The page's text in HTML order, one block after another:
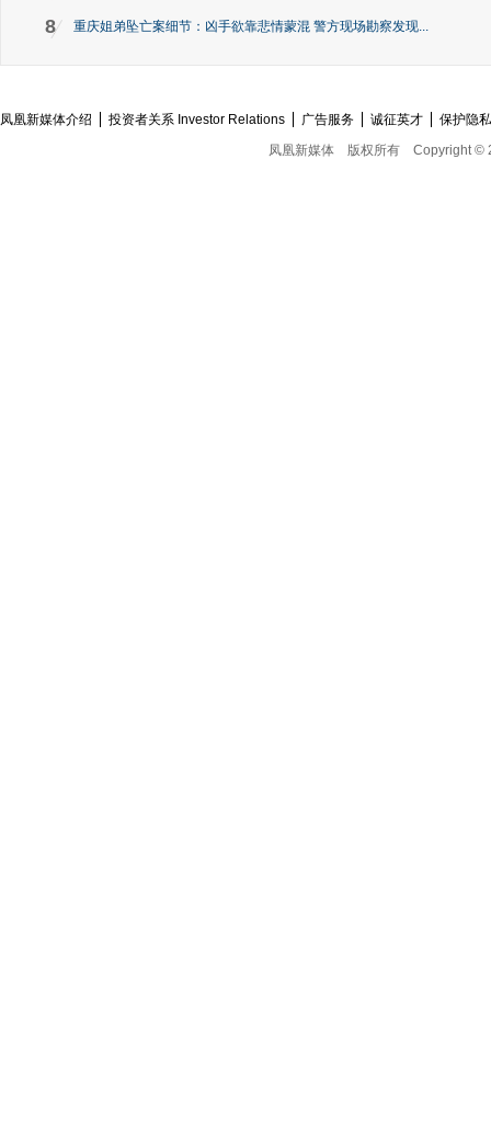
8 重庆姐弟坠亡案细节：凶手欲靠悲情蒙混 警方现场勘察发现...
凤凰新媒体介绍 投资者关系 Investor Relations 广告服务 诚征英才
保护隐
凤凰新媒体
版权所有 Copyright ©